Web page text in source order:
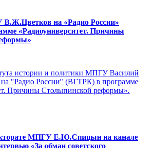
на «Радио России»
«Радиоуниверситет. Причины
истории и политики МПГУ Василий
"Радио России" (ВГТРК) в программе
Причины Столыпинской реформы».
МПГУ Е.Ю.Спицын на канале
«За обман советского